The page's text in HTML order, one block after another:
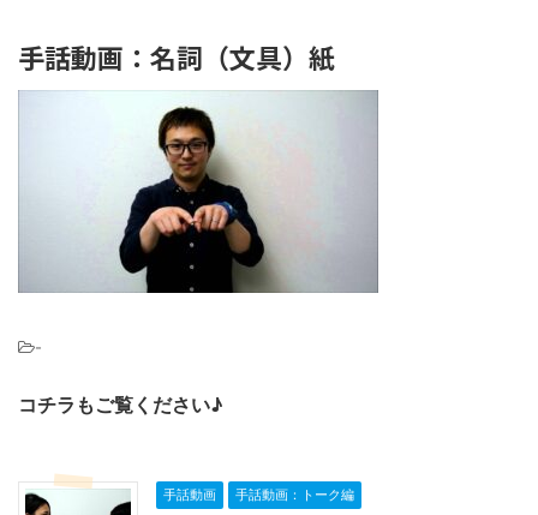
手話動画：名詞（文具）紙
-
コチラもご覧ください♪
手話動画 手話動画：トーク編